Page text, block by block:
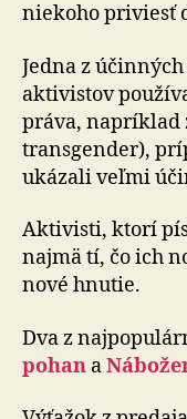
niekoho priviesť
Jedna z
aktivistov
práva, napríklad
transgender),
ukázali veľmi
Aktivisti, ktorí
najmä tí, čo ich
nové hnutie.
Dva z
pohan a